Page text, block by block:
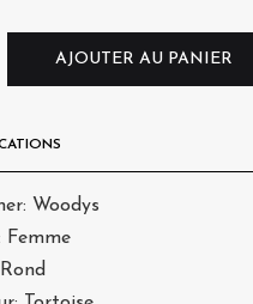
AJOUTER AU PANIER
Woodys
Femme